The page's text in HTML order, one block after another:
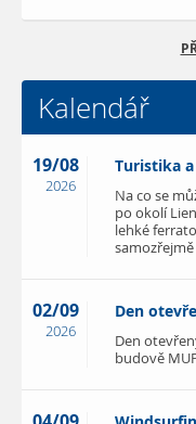
Kalendář
19/08
2026
Turistika
Na co se
po okolí
lehké
02/09
2026
Den
Den
budově